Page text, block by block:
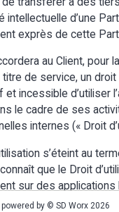
intellectuelle d’une
exprès de cette
au Client, pour
de service, un
et incessible d’utiliser
le cadre de ses
internes (« Droit
s’éteint au
que le Droit
sur des applications
s’abstiendra (i)
powered by © SD Worx 2026